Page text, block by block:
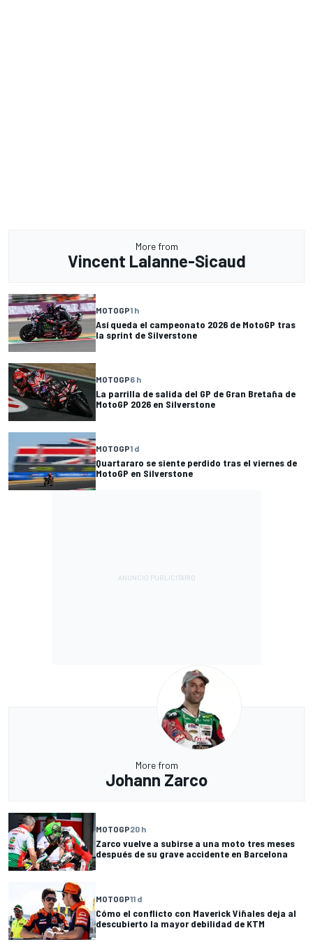
More from
Vincent Lalanne-Sicaud
MOTOGP1 h
Así queda el campeonato 2026 de MotoGP tras
la sprint de Silverstone
MOTOGP6 h
La parrilla de salida del GP de Gran Bretaña de
MotoGP 2026 en Silverstone
MOTOGP1 d
Quartararo se siente perdido tras el viernes de
MotoGP en Silverstone
More from
Johann Zarco
MOTOGP20 h
Zarco vuelve a subirse a una moto tres meses
después de su grave accidente en Barcelona
MOTOGP11 d
Cómo el conflicto con Maverick Viñales deja al
descubierto la mayor debilidad de KTM